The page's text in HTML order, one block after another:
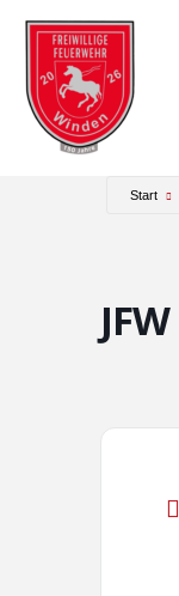
Inhalt
springen
Start
JFW